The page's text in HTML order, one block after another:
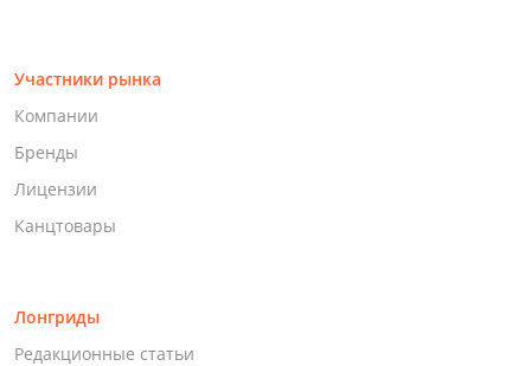
Участники рынка
Компании
Бренды
Лицензии
Канцтовары
Лонгриды
Редакционные статьи